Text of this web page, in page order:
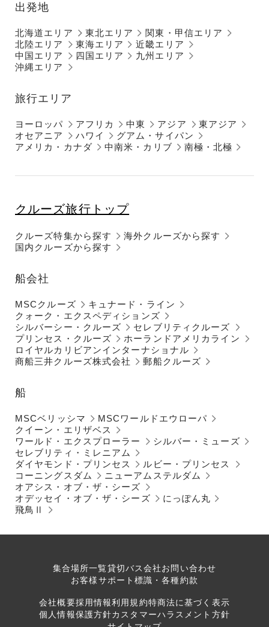
出発地
北海道エリア 東北エリア
関東・甲信エリア
北陸エリア
東海エリア
近畿エリア
中国エリア
四国エリア
九州エリア
沖縄エリア
旅行エリア
ヨーロッパ アフリカ 中東 アジア
東アジア
オセアニア
ハワイ
グアム・サイパン
アメリカ・カナダ
中南米・カリブ 南極・北極
クルーズ旅行トップ
クルーズ特集から探す
国内クルーズから探す
海外クルーズから探す
船会社
MSCクルーズ
キュナード・ライン
クォーク・エクスペディションズ
シルバーシー・クルーズ
セレブリティクルーズ
プリンセス・クルーズ
ホーランドアメリカライン
ロイヤルカリビアンインターナショナル
商船三井クルーズ株式会社
郵船クルーズ
船
MSCベリッシマ
MSCワールドエウローパ
クイーン・エリザベス
ワールド・エクスプローラー
シルバー・ミューズ
セレブリティ・ミレニアム
ダイヤモンド・プリンセス
ルビー・プリンセス
コーニングスダム
ニューアムステルダム
オアシス・オブ・ザ・シーズ
オデッセイ・オブ・ザ・シーズ
にっぽん丸
飛鳥Ⅱ
集合場所一覧貸切バス会社お問い合わせ
お客様サポート 標識・各種約款
会社概要採用情報利用規約特商法に基づく表示
個人情報保護方針カスタマーハラスメント方針